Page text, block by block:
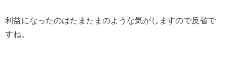
利益になったのはたまたまのような気がしますので反省で
すね。